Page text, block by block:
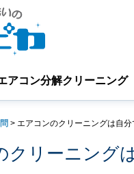
アコン分解クリーニング
> エアコンのクリーニングは自分
クリーニング